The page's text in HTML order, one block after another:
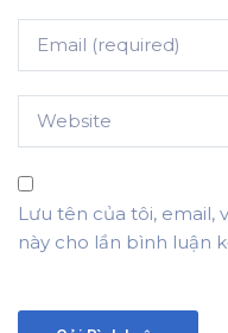
Lưu tên của tôi,
này cho lần bình luận